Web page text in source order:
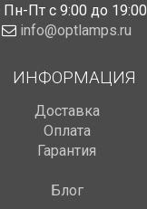
Пн-Пт с 9:00 до 19:00
info@optlamps.ru
ИНФОРМАЦИЯ
Доставка
Оплата
Гарантия
Блог